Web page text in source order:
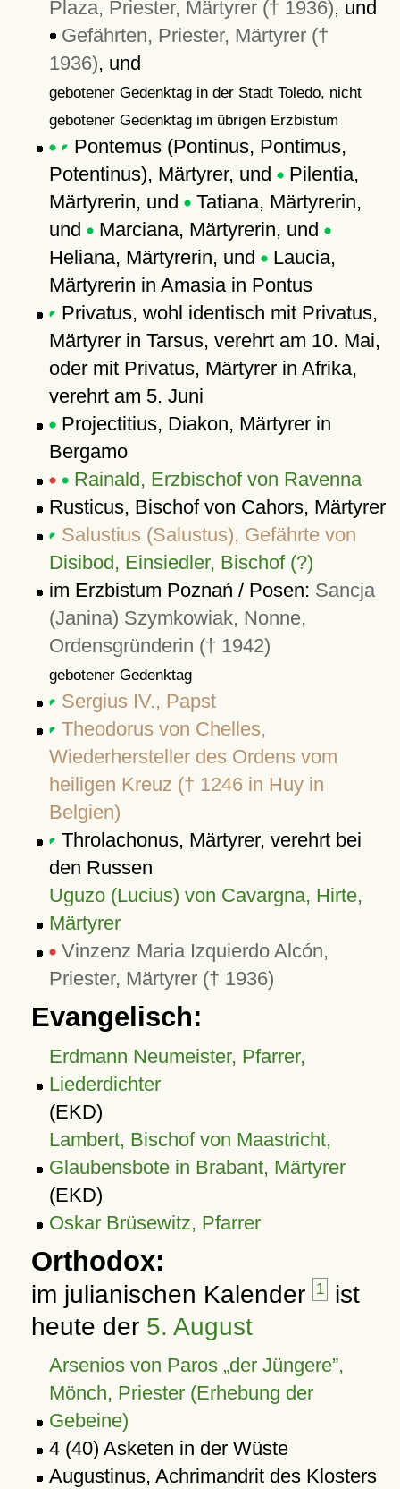
Plaza, Priester, Märtyrer († 1936), und
Gefährten, Priester, Märtyrer (†
1936), und
gebotener Gedenktag in der Stadt Toledo, nicht
gebotener Gedenktag im übrigen Erzbistum
Pontemus (Pontinus, Pontimus,
Potentinus), Märtyrer, und Pilentia,
Märtyrerin, und Tatiana, Märtyrerin,
und Marciana, Märtyrerin, und
Heliana, Märtyrerin, und Laucia,
Märtyrerin in Amasia in Pontus
Privatus, wohl identisch mit Privatus,
Märtyrer in Tarsus, verehrt am 10. Mai,
oder mit Privatus, Märtyrer in Afrika,
verehrt am 5. Juni
Projectitius, Diakon, Märtyrer in
Bergamo
Rainald, Erzbischof von Ravenna
Rusticus, Bischof von Cahors, Märtyrer
Salustius (Salustus), Gefährte von
Disibod, Einsiedler, Bischof (?)
im Erzbistum Poznań / Posen: Sancja
(Janina) Szymkowiak, Nonne,
Ordensgründerin († 1942)
gebotener Gedenktag
Sergius IV., Papst
Theodorus von Chelles,
Wiederhersteller des Ordens vom
heiligen Kreuz († 1246 in Huy in
Belgien)
Throlachonus, Märtyrer, verehrt bei
den Russen
Uguzo (Lucius) von Cavargna, Hirte,
Märtyrer
Vinzenz Maria Izquierdo Alcón,
Priester, Märtyrer († 1936)
Evangelisch:
Erdmann Neumeister, Pfarrer,
Liederdichter
(EKD)
Lambert, Bischof von Maastricht,
Glaubensbote in Brabant, Märtyrer
(EKD)
Oskar Brüsewitz, Pfarrer
Orthodox:
im julianischen Kalender 1 ist
heute der 5. August
Arsenios von Paros der Jüngere ,
Mönch, Priester (Erhebung der
Gebeine)
4 (40) Asketen in der Wüste
Augustinus, Achrimandrit des Klosters